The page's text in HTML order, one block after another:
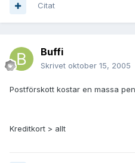
Citat
Buffi
Skrivet oktober 15, 2005
Postförskott kostar en massa
Kreditkort > allt